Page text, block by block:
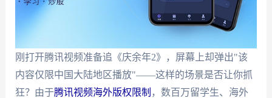
刚打开腾讯视频准备追《庆余年2》，屏幕上却弹出"该
内容仅限中国大陆地区播放"——这样的场景是否让你抓
狂？由于腾讯视频海外版权限制 ，数百万留学生、海外